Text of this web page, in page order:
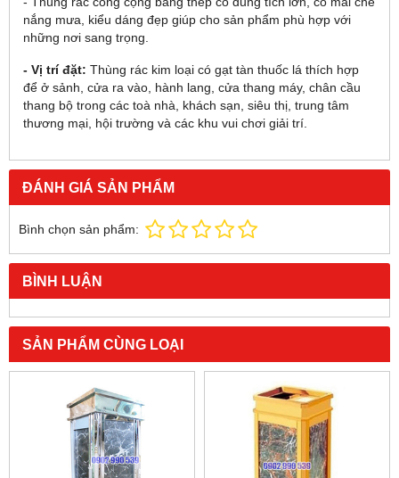
nắng mưa, kiểu dáng đẹp giúp cho sản phẩm phù hợp với
những nơi sang trọng.
- Vị trí đặt: Thùng rác kim loại có gạt tàn thuốc lá thích hợp
để ở sảnh, cửa ra vào, hành lang, cửa thang máy, chân cầu
thang bộ trong các toà nhà, khách sạn, siêu thị, trung tâm
thương mại, hội trường và các khu vui chơi giải trí.
ĐÁNH GIÁ SẢN PHẨM
Bình chọn sản phẩm:
BÌNH LUẬN
SẢN PHẨM CÙNG LOẠI